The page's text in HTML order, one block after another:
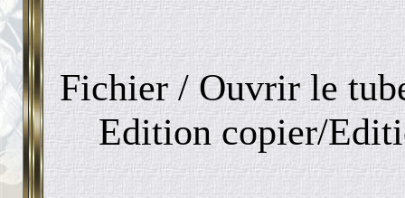
Fichier / Ouvrir le
Edition copier/